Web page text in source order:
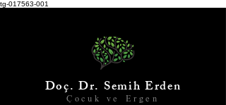
tg-017563-001
Doç. Dr. Semih Erden
Çocuk ve Ergen